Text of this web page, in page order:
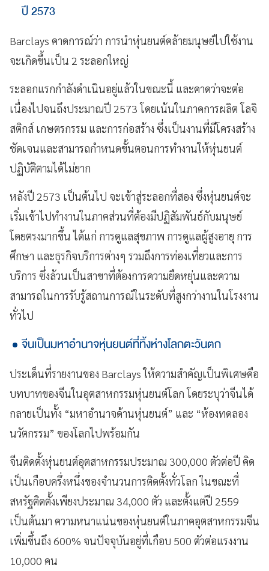
ปี 2573
Barclays คาดการณ์ว่า การนำหุ่นยนต์คล้ายมนุษย์ไปใช้งาน
จะเกิดขึ้นเป็น 2 ระลอกใหญ่
ระลอกแรกกำลังดำเนินอยู่แล้วในขณะนี้ และคาดว่าจะต่อ
เนื่องไปจนถึงประมาณปี 2573 โดยเน้นในภาคการผลิต โลจิ
สติกส์ เกษตรกรรม และการก่อสร้าง ซึ่งเป็นงานที่มีโครงสร้าง
ชัดเจนและสามารถกำหนดขั้นตอนการทำงานให้หุ่นยนต์
ปฏิบัติตามได้ไม่ยาก
หลังปี 2573 เป็นต้นไป จะเข้าสู่ระลอกที่สอง ซึ่งหุ่นยนต์จะ
เริ่มเข้าไปทำงานในภาคส่วนที่ต้องมีปฏิสัมพันธ์กับมนุษย์
โดยตรงมากขึ้น ได้แก่ การดูแลสุขภาพ การดูแลผู้สูงอายุ การ
ศึกษา และธุรกิจบริการต่างๆ รวมถึงการท่องเที่ยวและการ
บริการ ซึ่งล้วนเป็นสาขาที่ต้องการความยืดหยุ่นและความ
สามารถในการรับรู้สถานการณ์ในระดับที่สูงกว่างานในโรงงาน
ทั่วไป
จีนเป็นมหาอำนาจหุ่นยนต์ที่ทิ้งห่างโลกตะวันตก
ประเด็นที่รายงานของ Barclays ให้ความสำคัญเป็นพิเศษคือ
บทบาทของจีนในอุตสาหกรรมหุ่นยนต์โลก โดยระบุว่าจีนได้
กลายเป็นทั้ง “มหาอำนาจด้านหุ่นยนต์” และ “ห้องทดลอง
นวัตกรรม” ของโลกไปพร้อมกัน
จีนติดตั้งหุ่นยนต์อุตสาหกรรมประมาณ 300,000 ตัวต่อปี คิด
เป็นเกือบครึ่งหนึ่งของจำนวนการติดตั้งทั่วโลก ในขณะที่
สหรัฐติดตั้งเพียงประมาณ 34,000 ตัว และตั้งแต่ปี 2559
เป็นต้นมา ความหนาแน่นของหุ่นยนต์ในภาคอุตสาหกรรมจีน
เพิ่มขึ้นถึง 600% จนปัจจุบันอยู่ที่เกือบ 500 ตัวต่อแรงงาน
10,000 คน